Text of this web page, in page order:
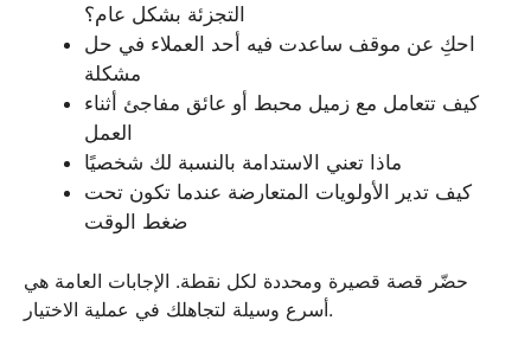
التجزئة بشكل عام؟
احكِ عن موقف ساعدت فيه أحد العملاء في حل
مشكلة
كيف تتعامل مع زميل محبط أو عائق مفاجئ أثناء
العمل
ماذا تعني الاستدامة بالنسبة لك شخصيًا
كيف تدير الأولويات المتعارضة عندما تكون تحت
ضغط الوقت
حضّر قصة قصيرة ومحددة لكل نقطة. الإجابات العامة هي
أسرع وسيلة لتجاهلك في عملية الاختيار.